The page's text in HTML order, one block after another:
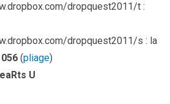
dropquest2011/t :
dropquest2011/s : la
(pliage)
U